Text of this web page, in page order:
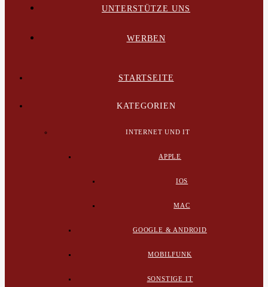
UNTERSTÜTZE UNS
WERBEN
STARTSEITE
KATEGORIEN
INTERNET UND IT
APPLE
IOS
MAC
GOOGLE & ANDROID
MOBILFUNK
SONSTIGE IT